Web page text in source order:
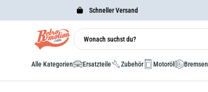
Schneller Versand
Alle Kategorien Ersatzteile Zubehör Motoröl Bremsen